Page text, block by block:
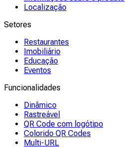
Localização
Setores
Restaurantes
Imobiliário
Educação
Eventos
Funcionalidades
Dinâmico
Rastreável
QR Code com logótipo
Colorido QR Codes
Multi-URL